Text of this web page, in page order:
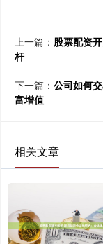
上一篇： 股票配资
杆
下一篇： 公司如何
富增值
相关文章